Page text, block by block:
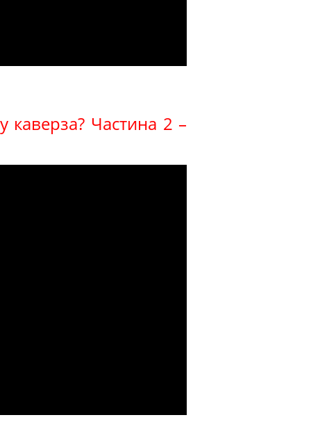
каверза? Частина 2 –